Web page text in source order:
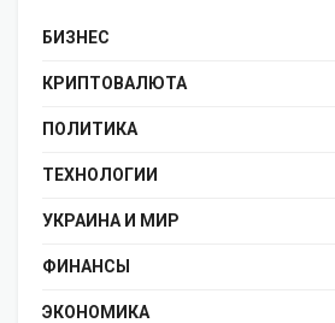
БИЗНЕС
КРИПТОВАЛЮТА
ПОЛИТИКА
ТЕХНОЛОГИИ
УКРАИНА И МИР
ФИНАНСЫ
ЭКОНОМИКА